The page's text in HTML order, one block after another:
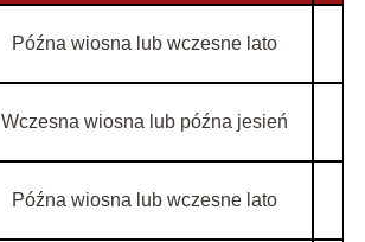
Późna wiosna lub wczesne lato
Wczesna wiosna lub późna jesień
Późna wiosna lub wczesne lato